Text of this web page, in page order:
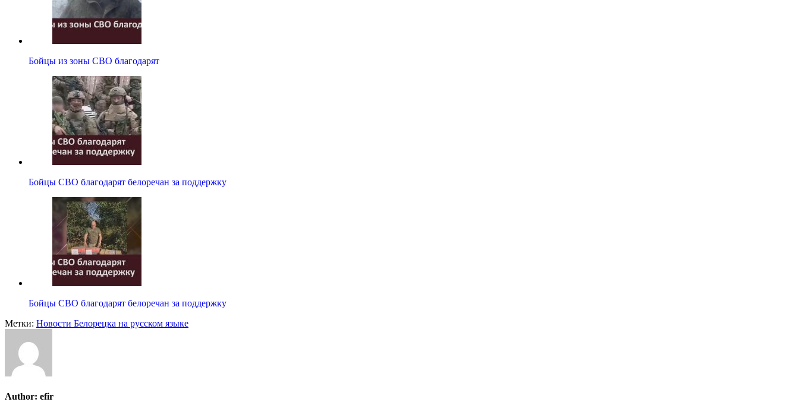
Бойцы из зоны СВО благодарят
Бойцы СВО благодарят белоречан за поддержку
Бойцы СВО благодарят белоречан за поддержку
Метки: Новости Белорецка на русском языке
Author: efir